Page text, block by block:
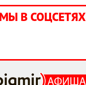
МЫ В СОЦСЕТЯХ